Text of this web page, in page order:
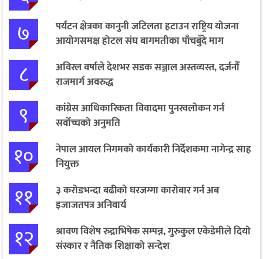
७
पर्यटन क्षेत्रका कानुनी जटिलता हटाउन राष्ट्रिय योजना
आयोगसमक्ष होटल संघ बागमतीका पाँचबुँदे माग
८
अविरल वर्षाले देशभर सडक सञ्जाल अस्तव्यस्त, दर्जनौँ
राजमार्ग अवरुद्ध
९
कांग्रेस आधिकारिकता विवादमा पुनरवलोकन गर्न
सर्वोच्चको अनुमति
१०
नेपाल आयल निगमको कार्यकारी निर्देशकमा नागेन्द्र साह
नियुक्त
११
३ करोडभन्दा बढीको घरजग्गा कारोबार गर्न अब
इजाजतपत्र अनिवार्य
१२
श्रावण विशेष रुद्राभिषेक सम्पन्न, गुरुकुल एकेडेमीले दियो
संस्कार र नैतिक शिक्षाको सन्देश